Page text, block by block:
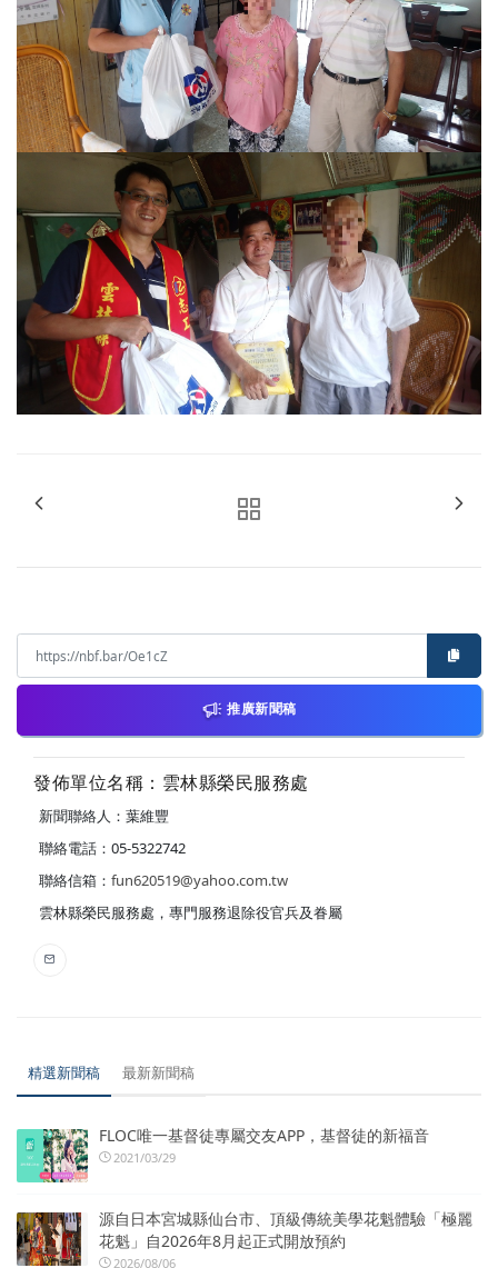
推廣新聞稿
發佈單位名稱：雲林縣榮民服務處
新聞聯絡人：葉維豐
聯絡電話：05-5322742
聯絡信箱： fun620519@yahoo.com.tw
雲林縣榮民服務處，專門服務退除役官兵及眷屬
精選新聞稿 最新新聞稿
FLOC唯一基督徒專屬交友APP，基督徒的新福音
2021/03/29
源自日本宮城縣仙台市、頂級傳統美學花魁體驗「極麗
花魁」自2026年8月起正式開放預約
2026/08/06